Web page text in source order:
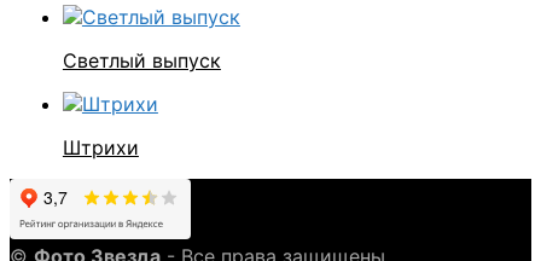
Светлый выпуск
Штрихи
© Фото Звезда - Все права защищены